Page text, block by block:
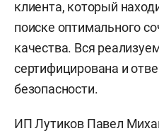
клиента, который
поиске оптимального
качества. Вся
сертифицирована и
безопасности.
ИП Лутиков Павел